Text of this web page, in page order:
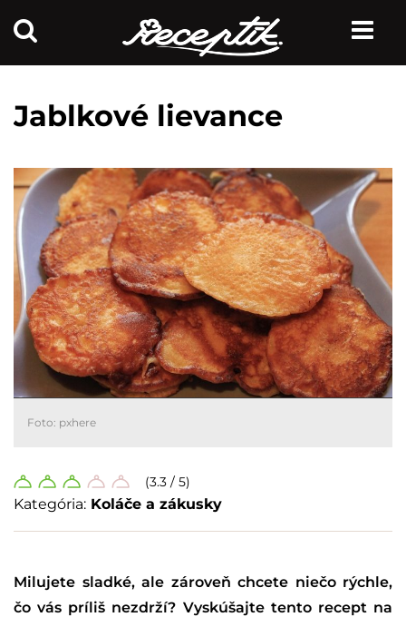
Jablkové lievance
Foto: pxhere
(3.3 / 5)
Kategória: Koláče a zákusky
Milujete sladké, ale zároveň chcete niečo rýchle,
čo vás príliš nezdrží? Vyskúšajte tento recept na